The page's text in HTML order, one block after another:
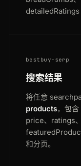
detailedRatings
bestbuy-serp
搜索结果
将任意
products，包
price、ratings
和分页。